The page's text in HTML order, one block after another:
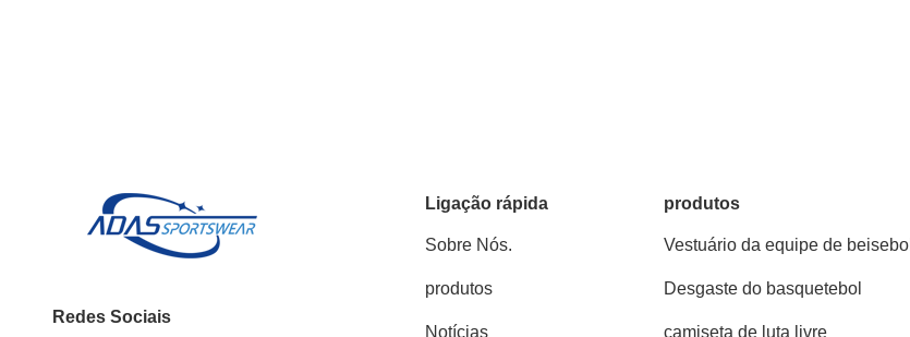
Redes Sociais
Ligação rápida
Sobre Nós.
produtos
Notícias
produtos
Vestuário da equipe de beisebol
Desgaste do basquetebol
camiseta de luta livre